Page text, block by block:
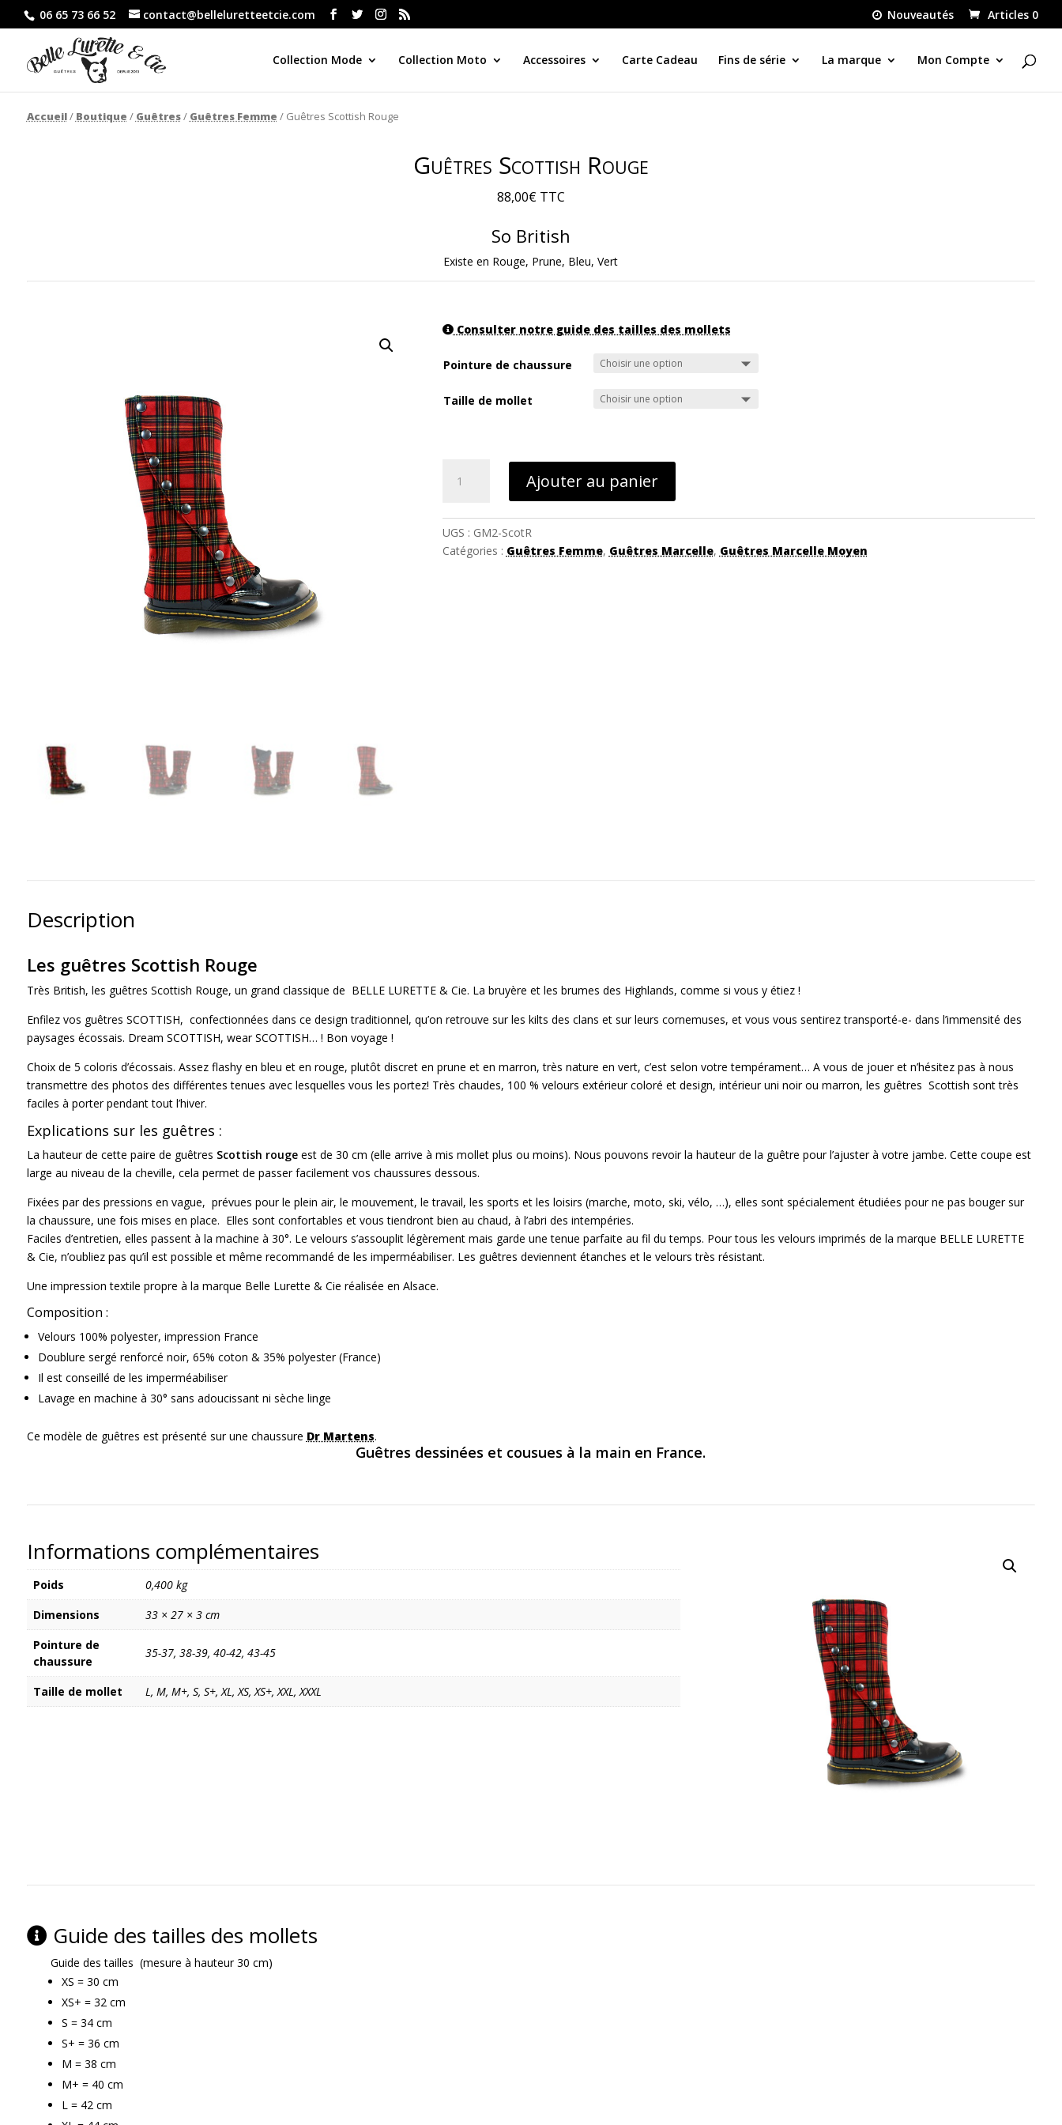
06 65 73 66 52 contact@belleluretteetcie.com Nouveautés Articles 0
Collection Mode Collection Moto Accessoires Carte Cadeau Fins de série La marque Mon Compte
Accueil/ Boutique / Guêtres/ Guêtres Femme / Guêtres Scottish Rouge
Guêtres Scottish Rouge
88,00€ TTC
So British
Existe en Rouge, Prune, Bleu, Vert
Consulter notre guide des tailles des mollets
Pointure de chaussure
Taille de mollet
Scottish
Rouge
Ajouter au panier
UGS : GM2-ScotR
Catégories : Guêtres Femme, Guêtres Marcelle, Guêtres Marcelle Moyen
Description
Les guêtres Scottish Rouge
Très British, les guêtres Scottish Rouge, un grand classique de BELLE LURETTE & Cie. La bruyère et les brumes des Highlands, comme si vous y étiez !
Enfilez vos guêtres SCOTTISH, confectionnées dans ce design traditionnel, qu’on retrouve sur les kilts des clans et sur leurs cornemuses, et vous vous sentirez transporté-e- dans l’immensité des
paysages écossais. Dream SCOTTISH, wear SCOTTISH… ! Bon voyage !
Choix de 5 coloris d’écossais. Assez flashy en bleu et en rouge, plutôt discret en prune et en marron, très nature en vert, c’est selon votre tempérament… A vous de jouer et n’hésitez pas à nous
transmettre des photos des différentes tenues avec lesquelles vous les portez! Très chaudes, 100 % velours extérieur coloré et design, intérieur uni noir ou marron, les guêtres Scottish sont très
faciles à porter pendant tout l’hiver.
Explications sur les guêtres :
La hauteur de cette paire de guêtres Scottish rougeest de 30 cm (elle arrive à mis mollet plus ou moins). Nous pouvons revoir la hauteur de la guêtre pour l’ajuster à votre jambe. Cette coupe est
large au niveau de la cheville, cela permet de passer facilement vos chaussures dessous.
Fixées par des pressions en vague, prévues pour le plein air, le mouvement, le travail, les sports et les loisirs (marche, moto, ski, vélo, …), elles sont spécialement étudiées pour ne pas bouger sur
la chaussure, une fois mises en place. Elles sont confortables et vous tiendront bien au chaud, à l’abri des intempéries.
Faciles d’entretien, elles passent à la machine à 30°. Le velours s’assouplit légèrement mais garde une tenue parfaite au fil du temps. Pour tous les velours imprimés de la marque BELLE LURETTE
& Cie, n’oubliez pas qu’il est possible et même recommandé de les imperméabiliser. Les guêtres deviennent étanches et le velours très résistant.
Une impression textile propre à la marque Belle Lurette & Cie réalisée en Alsace.
Composition :
Velours 100% polyester, impression France
Doublure sergé renforcé noir, 65% coton & 35% polyester (France)
Il est conseillé de les imperméabiliser
Lavage en machine à 30° sans adoucissant ni sèche linge
Ce modèle de guêtres est présenté sur une chaussure Dr Martens.
Guêtres dessinées et cousues à la main en France.
Informations complémentaires
Poids
0,400 kg
Dimensions
33 × 27 × 3 cm
Pointure de
chaussure
35-37, 38-39, 40-42, 43-45
Taille de mollet L, M, M+, S, S+, XL, XS, XS+, XXL, XXXL
Guide des tailles des mollets
Guide des tailles (mesure à hauteur 30 cm)
XS = 30 cm
XS+ = 32 cm
S = 34 cm
S+ = 36 cm
M = 38 cm
M+ = 40 cm
L = 42 cm